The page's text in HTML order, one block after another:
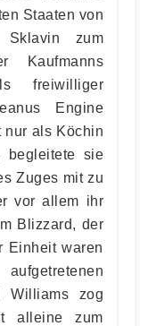
Staaten von
zum
Kaufmanns
freiwilliger
Engine
nur als Köchin
begleitete sie
Zuges mit zu
vor allem ihr
Blizzard, der
Einheit waren
Williams zog
alleine zum